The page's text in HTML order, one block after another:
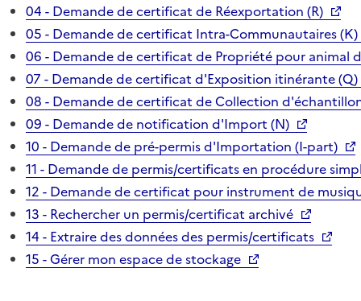
04 - Demande de certificat de Réexportation (R)
05 - Demande de certificat Intra-Communautaires (K)
06 - Demande de certificat de Propriété pour animal
07 - Demande de certificat d'Exposition itinérante (Q)
08 - Demande de certificat de Collection
09 - Demande de notification d'Import (N)
10 - Demande de pré-permis d'Importation (I-part)
11 - Demande de permis/certificats en procédure
12 - Demande de certificat pour instrument de
13 - Rechercher un permis/certificat archivé
14 - Extraire des données des permis/certificats
15 - Gérer mon espace de stockage